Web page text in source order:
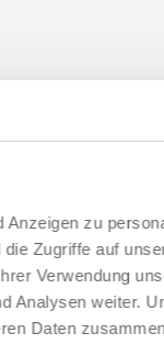
zu
Zugriffe auf
Verwendung
Analysen weiter.
Daten